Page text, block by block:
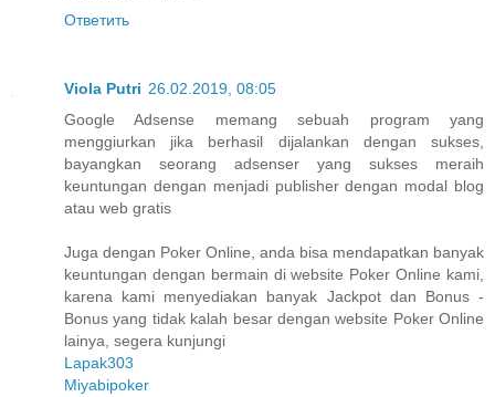
Ответить
Viola Putri 26.02.2019, 08:05
Google Adsense memang sebuah program yang
menggiurkan jika berhasil dijalankan dengan sukses,
bayangkan seorang adsenser yang sukses meraih
keuntungan dengan menjadi publisher dengan modal blog
atau web gratis
Juga dengan Poker Online, anda bisa mendapatkan banyak
keuntungan dengan bermain di website Poker Online kami,
karena kami menyediakan banyak Jackpot dan Bonus -
Bonus yang tidak kalah besar dengan website Poker Online
lainya, segera kunjungi
Lapak303
Miyabipoker